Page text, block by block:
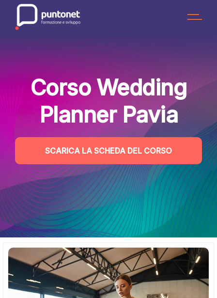
content
Corso Wedding
Planner Pavia
SCARICA LA SCHEDA DEL CORSO